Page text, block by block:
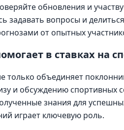
обновления и
задавать вопросы и
от опытных
в ставках на
только объединяет
и обсуждению
знания для
играет ключевую роль.